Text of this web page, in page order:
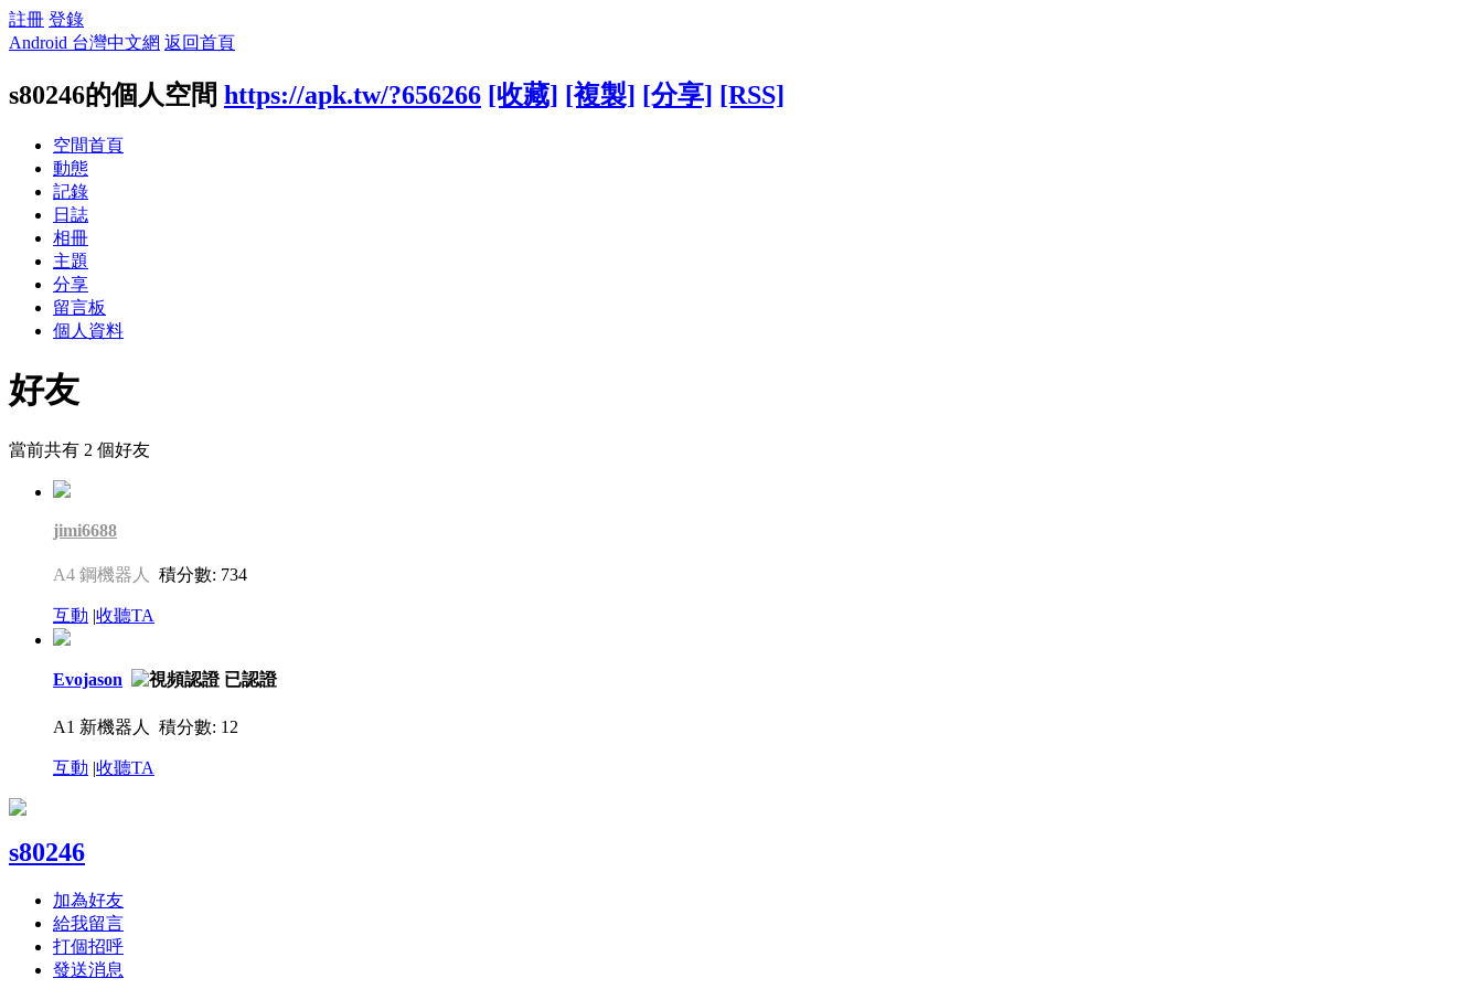
註冊 登錄
Android 台灣中文網 返回首頁
s80246的個人空間 https://apk.tw/?656266 [收藏] [複製] [分享] [RSS]
空間首頁
動態
記錄
日誌
相冊
主題
分享
留言板
個人資料
好友
當前共有 2 個好友
jimi6688
A4 鋼機器人 積分數: 734
互動 |收聽TA
Evojason
A1 新機器人 積分數: 12
互動 |收聽TA
s80246
加為好友
給我留言
打個招呼
發送消息